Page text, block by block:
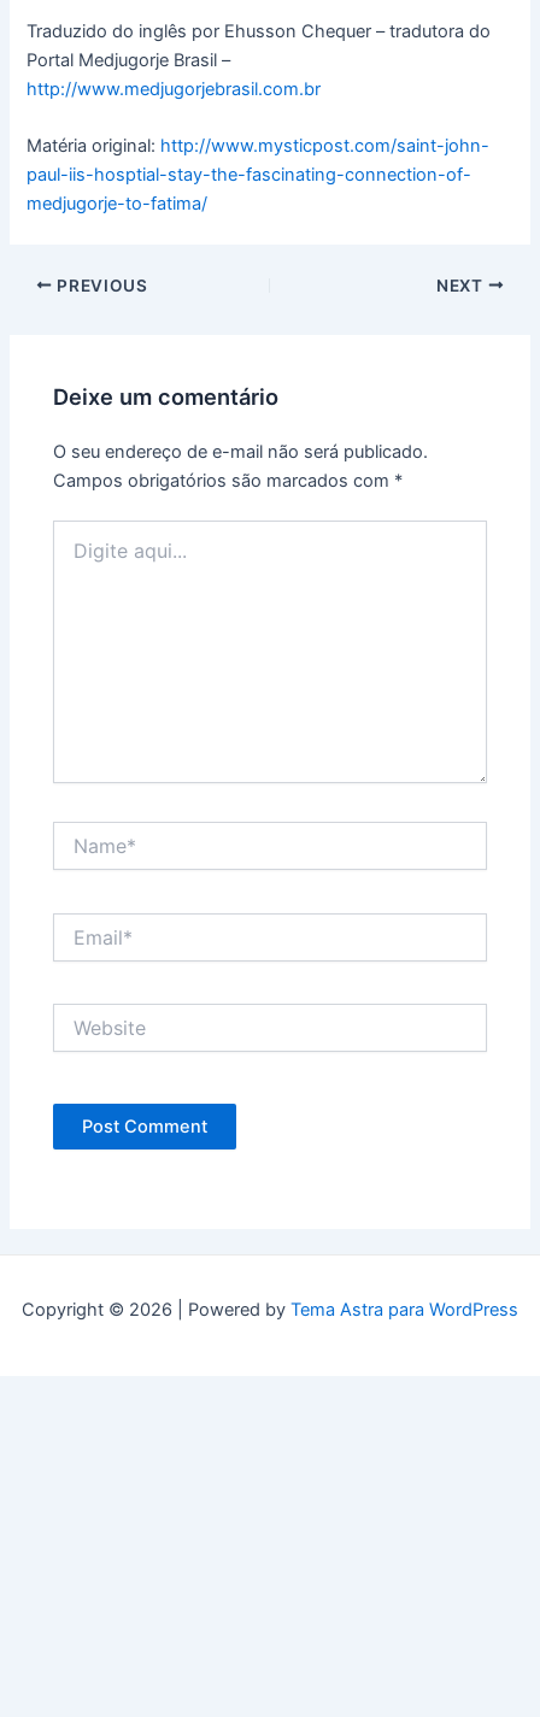
Traduzido do inglês por Ehusson Chequer – tradutora do
Portal Medjugorje Brasil –
http://www.medjugorjebrasil.com.br
Matéria original: http://www.mysticpost.com/saint-john-
paul-iis-hosptial-stay-the-fascinating-connection-of-
medjugorje-to-fatima/
PREVIOUS NEXT
Deixe um comentário
O seu endereço de e-mail não será publicado.
Campos obrigatórios são marcados com *
aqui...
Copyright © 2026 | Powered by Tema Astra para WordPress